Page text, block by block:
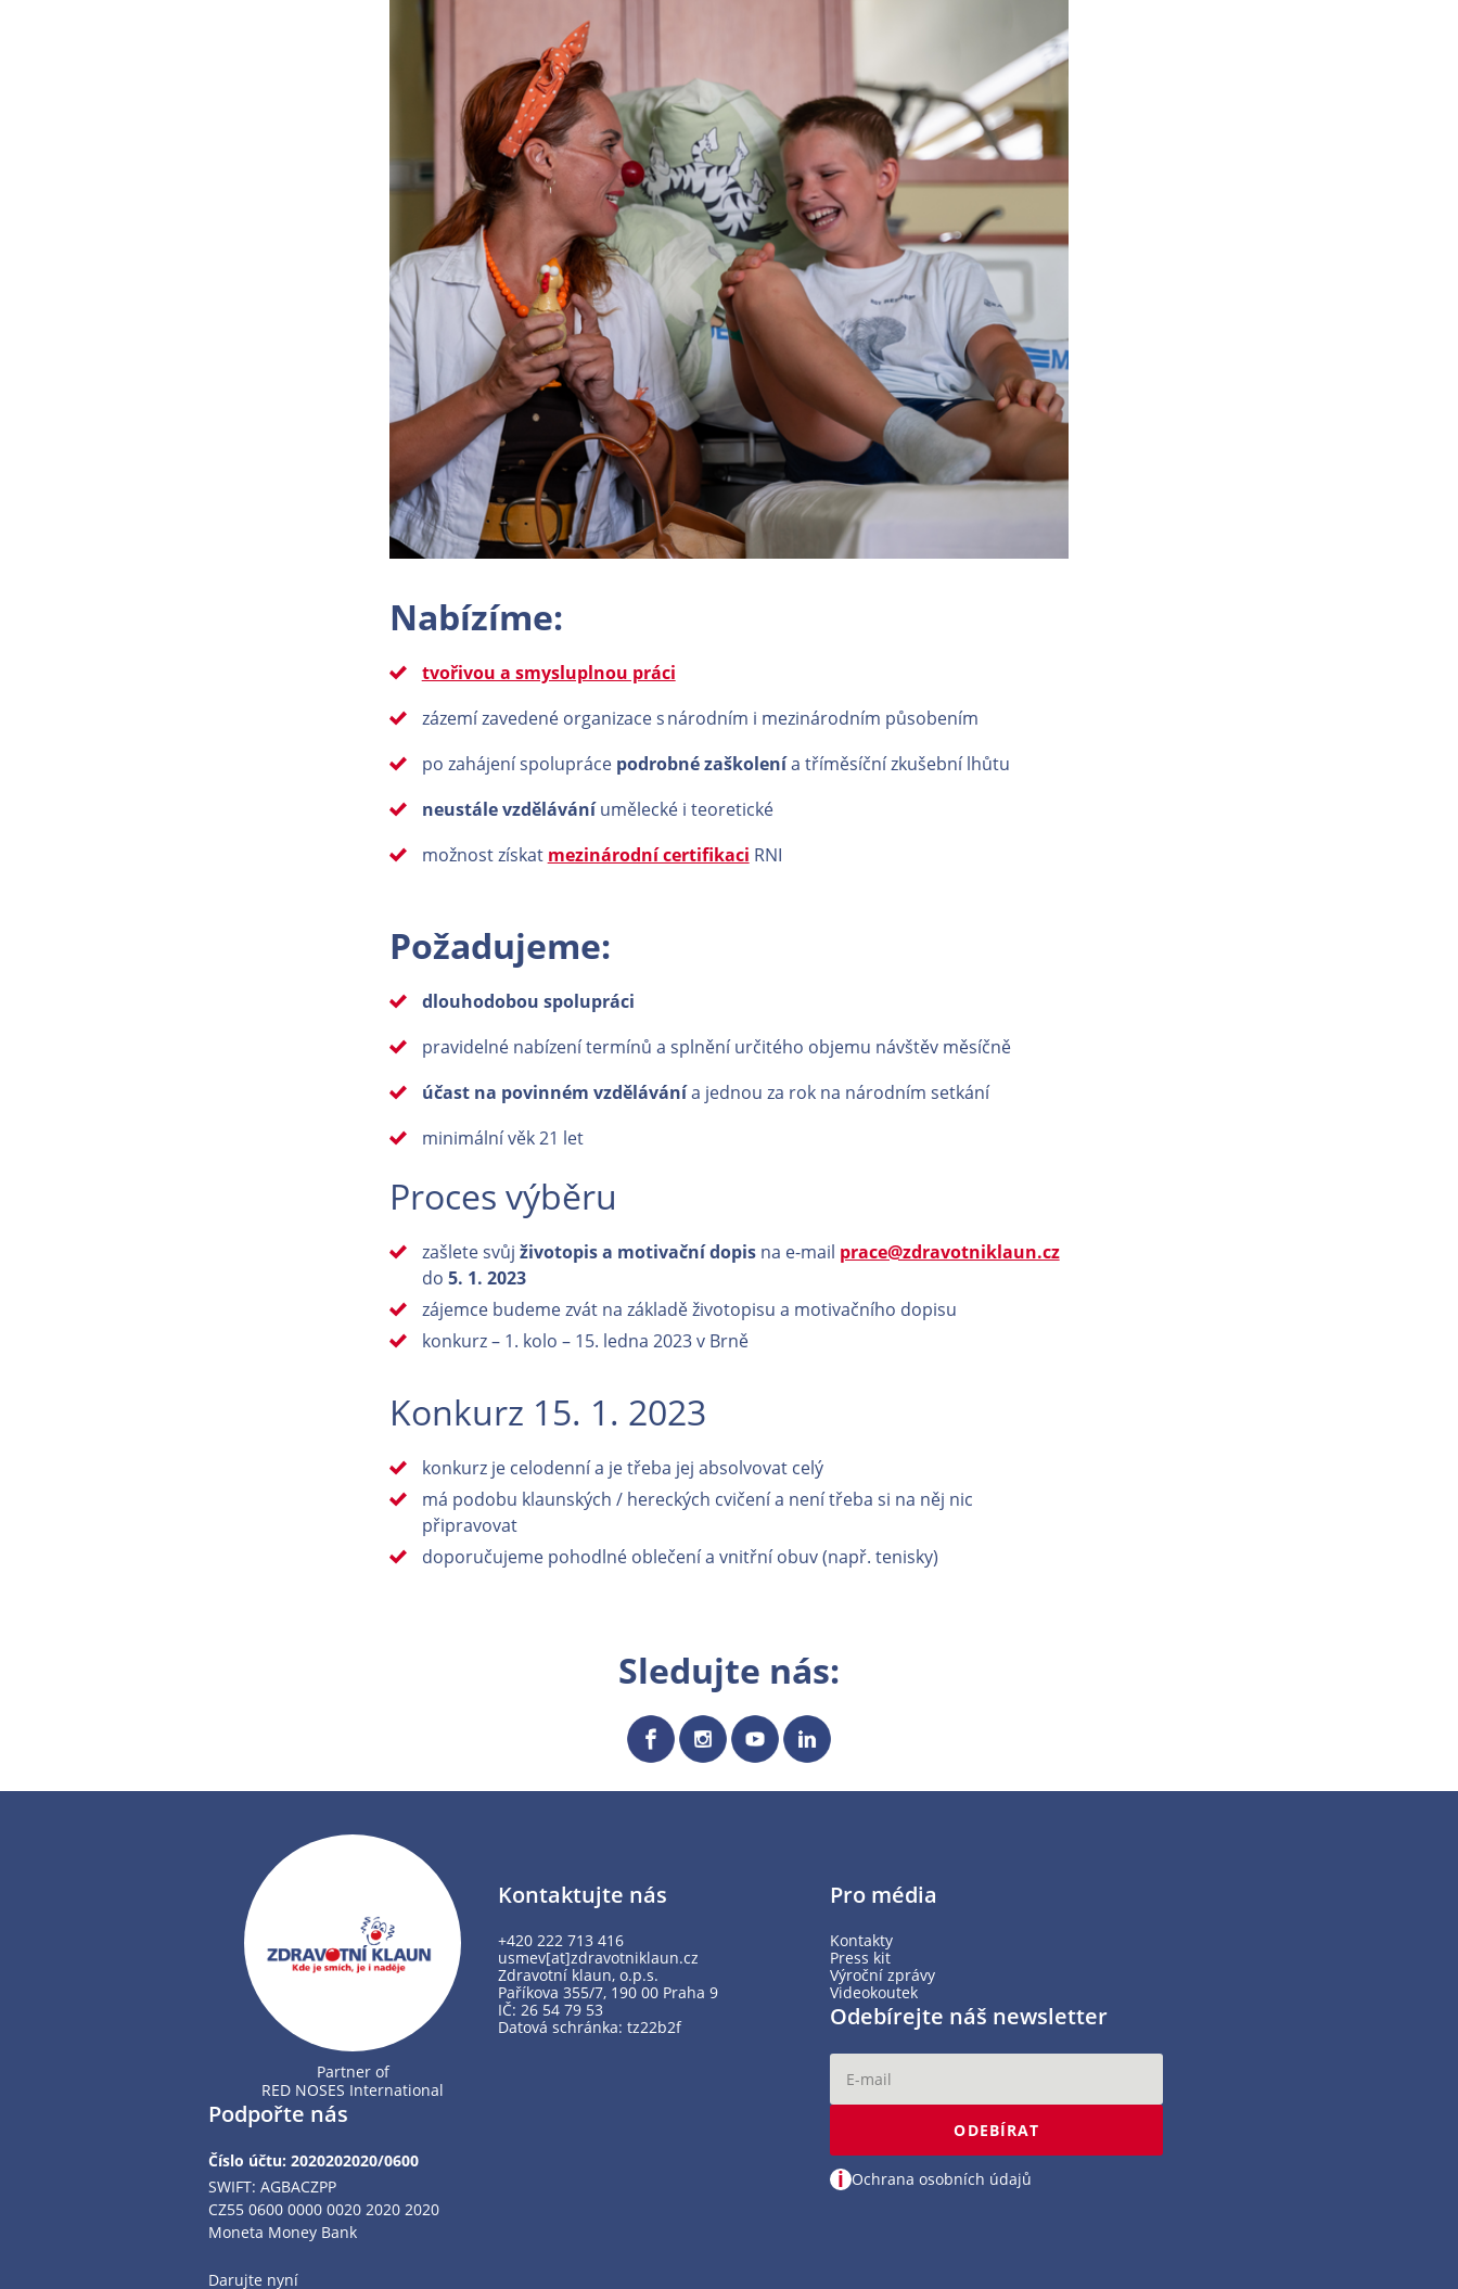
Nabízíme:
tvořivou a smysluplnou práci
zázemí zavedené organizace s národním i mezinárodním působením
po zahájení spolupráce podrobné zaškolenía tříměsíční zkušební lhůtu
neustále vzděláváníumělecké i teoretické
možnost získat mezinárodní certifikaci RNI
Požadujeme:
dlouhodobou spolupráci
pravidelné nabízení termínů a splnění určitého objemu návštěv měsíčně
účast na povinném vzdělávánía jednou za rok na národním setkání
minimální věk 21 let
Proces výběru
zašlete svůj životopis a motivační dopisna e-mail prace@zdravotniklaun.cz
do 5. 1. 2023
zájemce budeme zvát na základě životopisu a motivačního dopisu
konkurz – 1. kolo – 15. ledna 2023 v Brně
Konkurz 15. 1. 2023
konkurz je celodenní a je třeba jej absolvovat celý
má podobu klaunských / hereckých cvičení a není třeba si na něj nic
připravovat
doporučujeme pohodlné oblečení a vnitřní obuv (např. tenisky)
Sledujte nás:
Partner of
RED NOSES International
Podpořte nás
Číslo účtu: 2020202020/0600
SWIFT: AGBACZPP
CZ55 0600 0000 0020 2020 2020
Moneta Money Bank
Darujte nyní
Kontaktujte nás
+420 222 713 416
usmev[at]zdravotniklaun.cz
Zdravotní klaun, o.p.s.
Paříkova 355/7, 190 00 Praha 9
IČ: 26 54 79 53
Datová schránka: tz22b2f
Pro média
Kontakty
Press kit
Výroční zprávy
Videokoutek
Odebírejte náš newsletter
ODEBÍRAT
i Ochrana osobních údajů